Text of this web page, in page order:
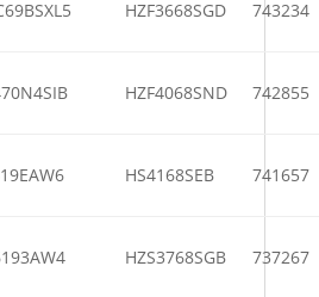
HZF3668SGD 743234
HZF4068SND 742855
HS4168SEB 741657
HZS3768SGB 737267